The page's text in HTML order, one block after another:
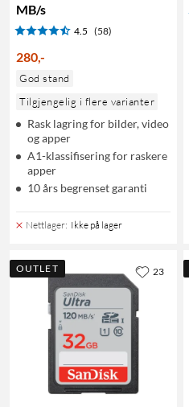
MB/s
4.5 (58)
280,-
God stand
Tilgjengelig i flere varianter
Rask lagring for bilder, video
og apper
A1-klassifisering for raskere
apper
10 års begrenset garanti
Nettlager: Ikke på lager
OUTLET 23